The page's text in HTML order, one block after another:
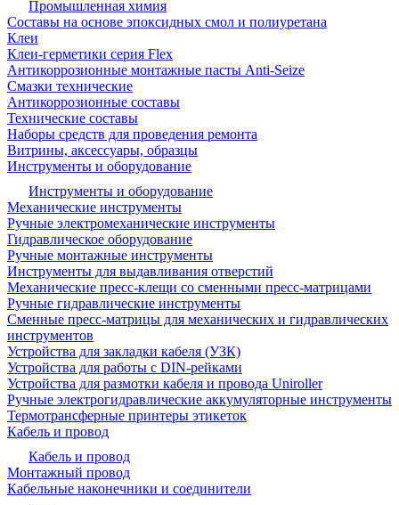
Промышленная химия
Составы на основе эпоксидных смол и полиуретана
Клеи
Клеи-герметики серия Flex
Антикоррозионные монтажные пасты Anti-Seize
Смазки технические
Антикоррозионные составы
Технические составы
Наборы средств для проведения ремонта
Витрины, аксессуары, образцы
Инструменты и оборудование
Инструменты и оборудование
Механические инструменты
Ручные электромеханические инструменты
Гидравлическое оборудование
Ручные монтажные инструменты
Инструменты для выдавливания отверстий
Механические пресс-клещи со сменными пресс-матрицами
Ручные гидравлические инструменты
Сменные пресс-матрицы для механических и гидравлических
инструментов
Устройства для закладки кабеля (УЗК)
Устройства для работы с DIN-рейками
Устройства для размотки кабеля и провода Uniroller
Ручные электрогидравлические аккумуляторные инструменты
Термотрансферные принтеры этикеток
Кабель и провод
Кабель и провод
Монтажный провод
Кабельные наконечники и соединители